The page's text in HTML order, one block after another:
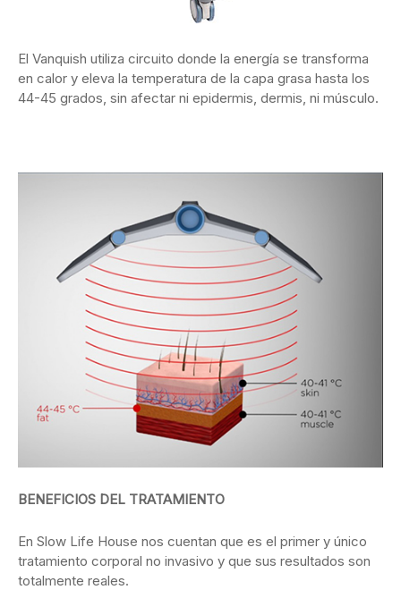
El Vanquish utiliza circuito donde la energía se transforma
en calor y eleva la temperatura de la capa grasa hasta los
44-45 grados, sin afectar ni epidermis, dermis, ni músculo.
BENEFICIOS DEL TRATAMIENTO
En Slow Life House nos cuentan que es el primer y único
tratamiento corporal no invasivo y que sus resultados son
totalmente reales.